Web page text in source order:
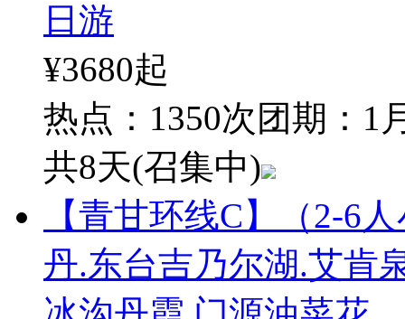
日游
¥3680起
热点：1350次 团期：1
共8天(召集中)
【青甘环线C】（2-6
丹.东台吉乃尔湖.艾肯